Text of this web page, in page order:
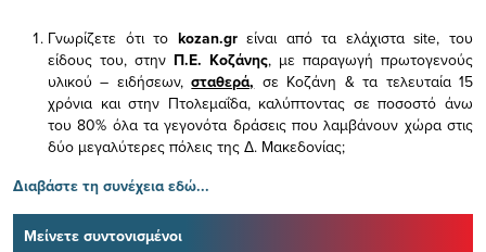
Γνωρίζετε ότι το kozan.gr είναι από τα ελάχισταsite, του
είδους του, στην Π.Ε. Κοζάνης, με παραγωγή πρωτογενούς
υλικού – ειδήσεων,σταθερά, σε Κοζάνη & τα τελευταία 15
χρόνια και στην Πτολεμαΐδα, καλύπτοντας σε ποσοστό άνω
του 80% όλα τα γεγονότα δράσεις που λαμβάνουν χώρα στις
δύο μεγαλύτερες πόλεις της Δ. Μακεδονίας;
Διαβάστε τη συνέχεια εδώ...
Μείνετε συντονισμένοι